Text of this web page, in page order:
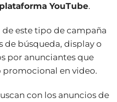
plataforma YouTube.
este tipo de campaña
de búsqueda, display o
por anunciantes que
en video.
con los anuncios de